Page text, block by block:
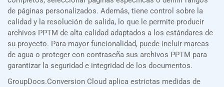
de páginas personalizados. Además, tiene control sobre la
calidad y la resolución de salida, lo que le permite producir
archivos PPTM de alta calidad adaptados a los estándares de
su proyecto. Para mayor funcionalidad, puede incluir marcas
de agua o proteger con contraseña sus archivos PPTM para
garantizar la seguridad e integridad de los documentos.
GroupDocs.Conversion Cloud aplica estrictas medidas de